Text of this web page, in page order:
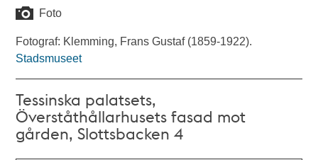
Foto
Fotograf: Klemming, Frans Gustaf (1859-1922).
Stadsmuseet
Tessinska palatsets,
Överståthållarhusets fasad mot
gården, Slottsbacken 4